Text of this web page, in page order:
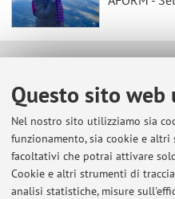
Questo sito
Nel nostro sito utilizziamo sia
funzionamento, sia cookie e
facoltativi che potrai attivare
Cookie e altri strumenti di
analisi statistiche, misure